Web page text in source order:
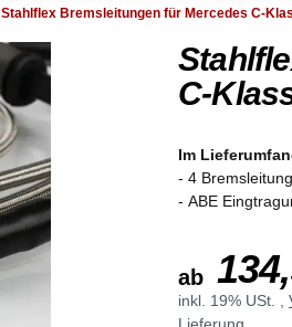
Stahlflex Bremsleitungen für Mercedes C-
C-
Im
- 4
- ABE
ab
inkl. 19% USt. ,